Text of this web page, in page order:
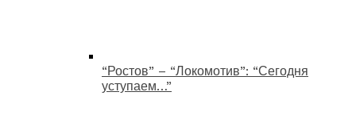
“Ростов” – “Локомотив”: “Сегодня
уступаем…”